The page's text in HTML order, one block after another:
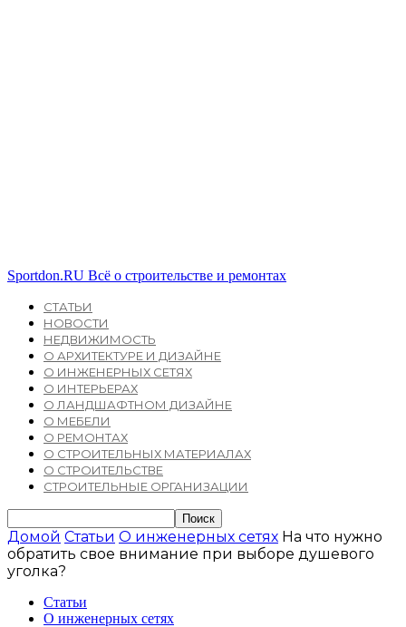
Sportdon.RU Всё о строительстве и ремонтах
СТАТЬИ
НОВОСТИ
НЕДВИЖИМОСТЬ
О АРХИТЕКТУРЕ И ДИЗАЙНЕ
О ИНЖЕНЕРНЫХ СЕТЯХ
О ИНТЕРЬЕРАХ
О ЛАНДШАФТНОМ ДИЗАЙНЕ
О МЕБЕЛИ
О РЕМОНТАХ
О СТРОИТЕЛЬНЫХ МАТЕРИАЛАХ
О СТРОИТЕЛЬСТВЕ
СТРОИТЕЛЬНЫЕ ОРГАНИЗАЦИИ
Домой Статьи О инженерных сетях На что нужно
обратить свое внимание при выборе душевого
уголка?
Статьи
О инженерных сетях